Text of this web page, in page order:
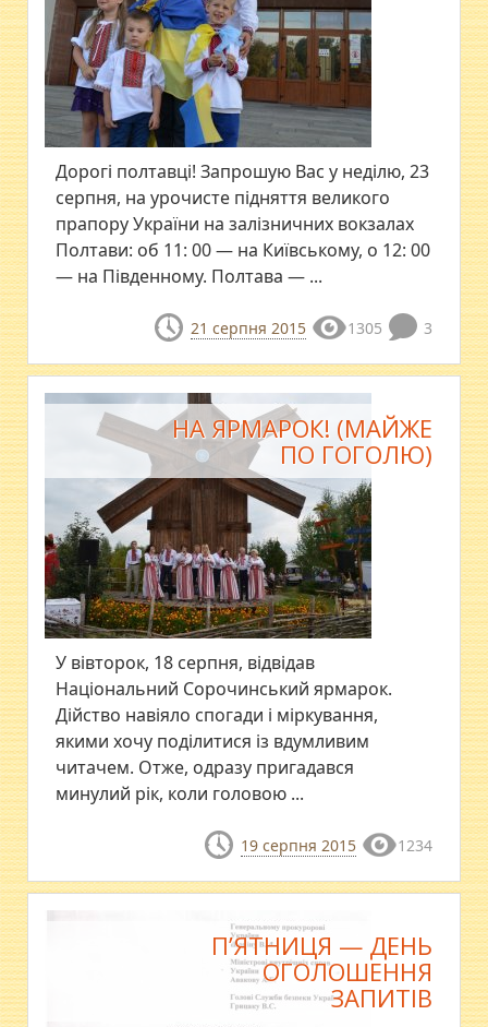
Дорогі полтавці! Запрошую Вас у неділю, 23
серпня, на урочисте підняття великого
прапору України на залізничних вокзалах
Полтави: об 11: 00 — на Київському, о 12: 00
— на Південному. Полтава — ...
21 серпня 2015 1305 3
НА ЯРМАРОК! (МАЙЖЕ
ПО ГОГОЛЮ)
У вівторок, 18 серпня, відвідав
Національний Сорочинський ярмарок.
Дійство навіяло спогади і міркування,
якими хочу поділитися із вдумливим
читачем. Отже, одразу пригадався
минулий рік, коли головою ...
19 серпня 2015 1234
П’ЯТНИЦЯ — ДЕНЬ
ОГОЛОШЕННЯ
ЗАПИТІВ